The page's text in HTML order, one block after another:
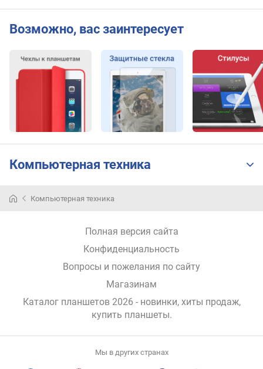
t
)
c
p
с
н
Возможно, вас заинтересует
Компьютерная техника
Компьютерная техника
Полная версия сайта
Конфиденциальность
Вопросы и пожелания по сайту
Магазинам
Каталог планшетов 2026 - новинки, хиты продаж,
купить планшеты.
Мы в других странах